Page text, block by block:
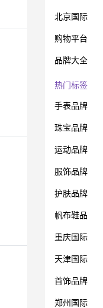
北京国际
购物平台
品牌大全
热门标签
手表品牌
珠宝品牌
运动品牌
服饰品牌
护肤品牌
帆布鞋品
重庆国际
天津国际
首饰品牌
郑州国际